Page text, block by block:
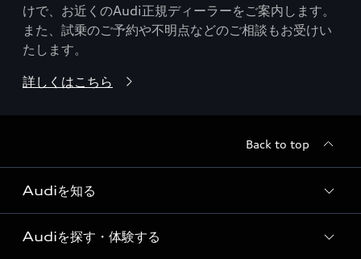
けで、お近くのAudi正規ディーラーをご案内します。
また、試乗のご予約や不明点などのご相談もお受けい
たします。
詳しくはこちら
Back to top
Audiを知る
Audi ブランド
Audiを探す・体験する